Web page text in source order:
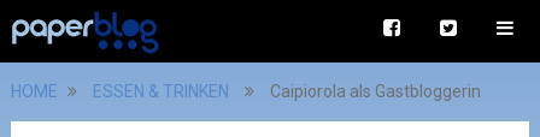
HOME ESSEN & TRINKEN Caipiorola als Gastbloggerin